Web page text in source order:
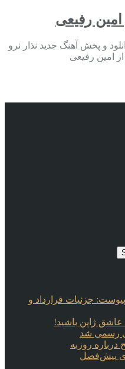
امین رفیعی
و پخش آهنگ جدید نذار نرو
امین رفیعی
جزئیات قرارداد و
عاشق ژاپن باشید!
رسمی شد
روزبه
پیش‌فصل